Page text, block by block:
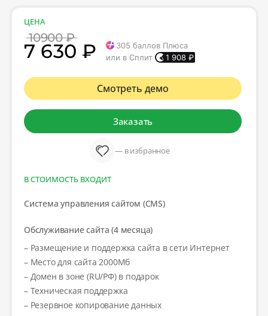
ЦЕНА
10900 ₽
7 630 ₽ 305 баллов Плюса
или в Сплит
1 908 ₽
Смотреть демо
Заказать
— в избранное
В СТОИМОСТЬ ВХОДИТ
Система управления сайтом (CMS)
Обслуживание сайта (4 месяца)
– Размещение и поддержка сайта в сети Интернет
– Место для сайта 2000Мб
– Домен в зоне (RU/РФ) в подарок
– Техническая поддержка
– Резервное копирование данных